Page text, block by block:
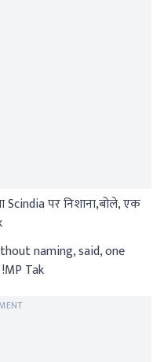
Scindia पर निशाना,बोले, एक
naming, said, one
Tak